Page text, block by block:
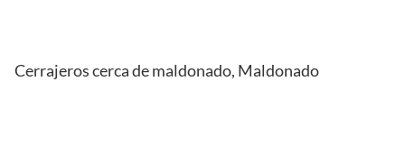
Cerrajeros cerca de maldonado, Maldonado